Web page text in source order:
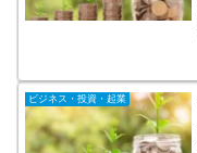
ビジネス・投資・起業